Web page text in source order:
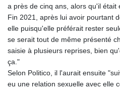
a près de cinq ans, alors qu'il était
Fin 2021, après lui avoir pourtant
elle puisqu'elle préférait rester
se serait tout de même présenté
saisie à plusieurs reprises, bien
ça."
Selon Politico, il l'aurait ensuite
eu une relation sexuelle avec elle